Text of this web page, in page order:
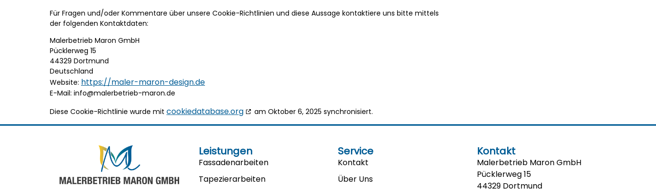
Für Fragen und/oder Kommentare über unsere Cookie-Richtlinien und diese Aussage kontaktiere uns bitte mittels
der folgenden Kontaktdaten:
Malerbetrieb Maron GmbH
Pücklerweg 15
44329 Dortmund
Deutschland
Website: https://maler-maron-design.de
E-Mail: info@malerbetrieb-maron.de
Diese Cookie-Richtlinie wurde mit cookiedatabase.org am Oktober 6, 2025 synchronisiert.
Leistungen
Fassadenarbeiten
Tapezierarbeiten
Service
Kontakt
Über Uns
Kontakt
Malerbetrieb Maron GmbH
Pücklerweg 15
44329 Dortmund